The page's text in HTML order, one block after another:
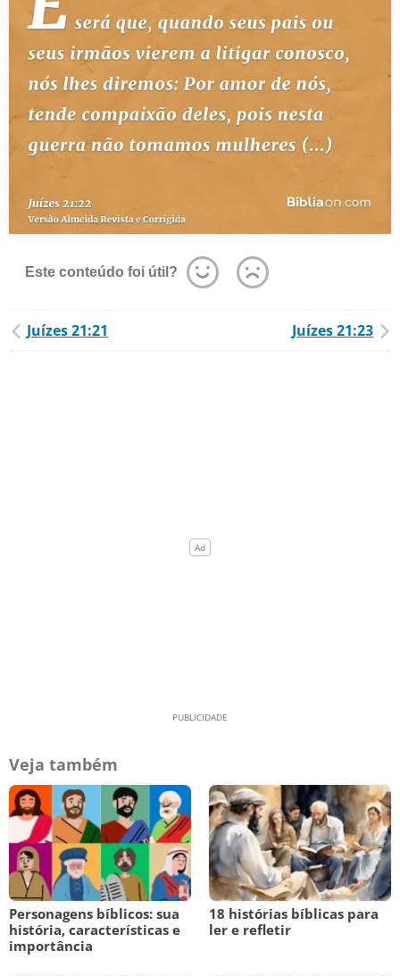
Este conteúdo foi útil?
Juízes 21:21 Juízes 21:23
Veja também
Personagens bíblicos: sua
história, características e
importância
18 histórias bíblicas para
ler e refletir